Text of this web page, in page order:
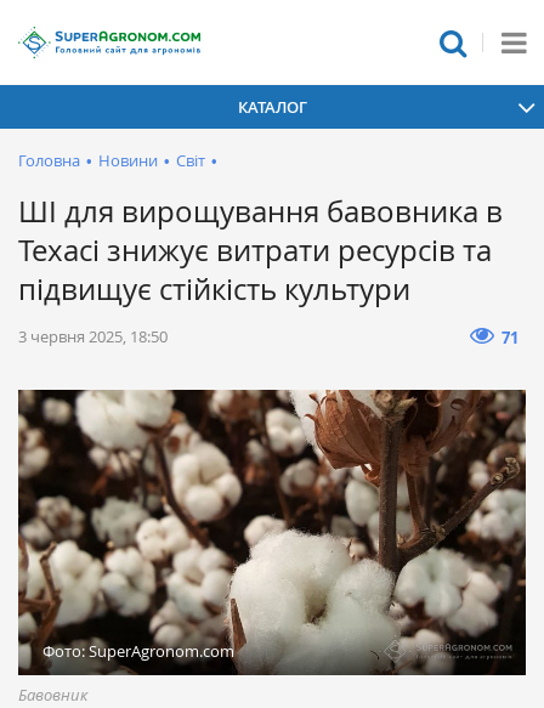
КАТАЛОГ
Головна • Новини • Світ •
ШІ для вирощування бавовника в
Техасі знижує витрати ресурсів та
підвищує стійкість культури
3 червня 2025, 18:50 71
Фото: SuperAgronom.com
Бавовник